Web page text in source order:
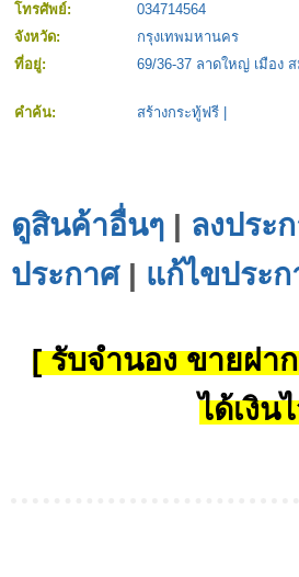
โทรศัพย์:
034714564
จังหวัด:
กรุงเทพมหานคร
ที่อยู่:
69/36-37 ลาดใหญ่ เมือง
คำค้น: สร้างกระทู้ฟรี
ดูสินค้าอื่นๆ | ลงประ
ประกาศ| แก้ไขประ
[ รับจำนอง ขายฝา
ได้เงิน